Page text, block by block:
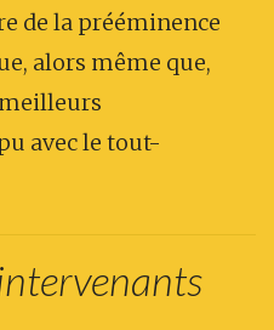
de la prééminence
alors même que,
avec le tout-